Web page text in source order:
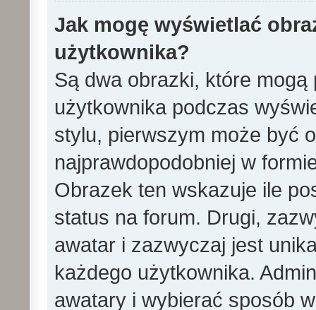
Jak mogę wyświetlać
użytkownika?
Są dwa obrazki, które
użytkownika podczas
stylu, pierwszym może być
najprawdopodobniej w
Obrazek ten wskazuje ile
status na forum. Drugi,
awatar i zazwyczaj jest
każdego użytkownika.
awatary i wybierać sposób